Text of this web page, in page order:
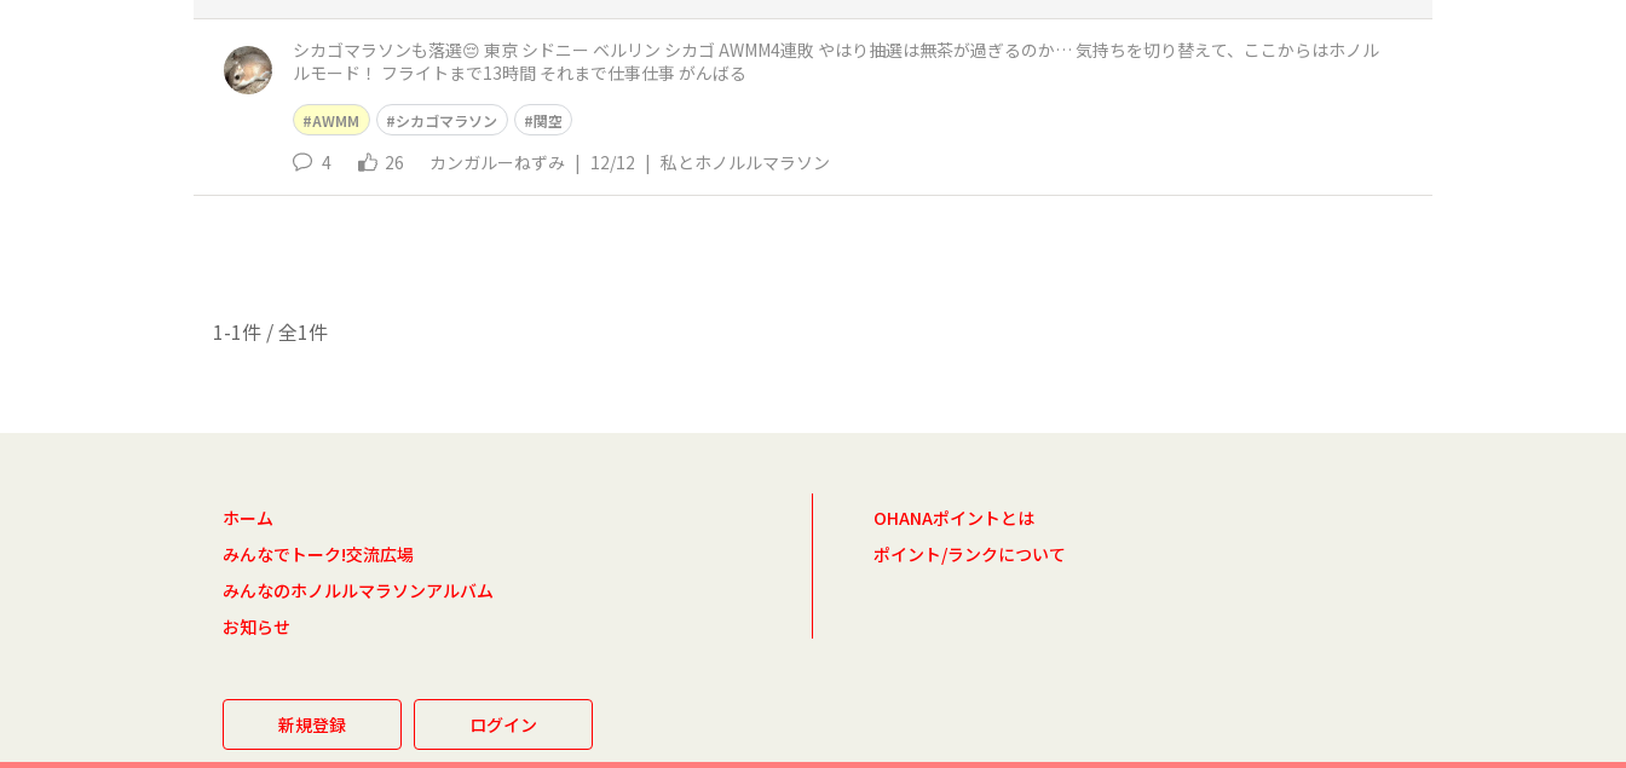
シカゴマラソンも落選😔 東京 シドニー ベルリン シカゴ AWMM4連敗 やはり抽選は無茶が過ぎるのか… 気持ちを切り替えて、ここからはホノル
ルモード！ フライトまで13時間 それまで仕事仕事 がんばる
AWMM シカゴマラソン 関空
4 26 カンガルーねずみ | 12/12 | 私とホノルルマラソン
1-1件 / 全1件
ホーム
みんなでトーク!交流広場
みんなのホノルルマラソンアルバム
お知らせ
OHANAポイントとは
ポイント/ランクについて
新規登録 ログイン